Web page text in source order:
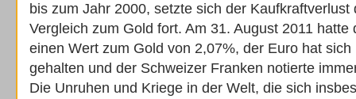
bis zum Jahr 2000, setzte sich der
Vergleich zum Gold fort. Am 31. August 2011 hatte
einen Wert zum Gold von 2,07%, der Euro hat
gehalten und der Schweizer Franken notierte
Die Unruhen und Kriege in der Welt, die sich